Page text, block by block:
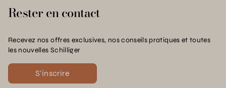
Rester en contact
Recevez nos offres exclusives, nos conseils pratiques et toutes
les nouvelles Schilliger
S'inscrire